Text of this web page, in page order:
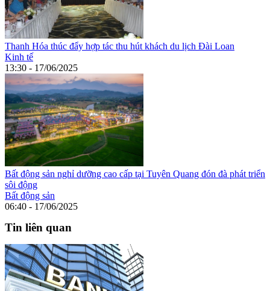
Thanh Hóa thúc đẩy hợp tác thu hút khách du lịch Đài Loan
Kinh tế
13:30 - 17/06/2025
Bất động sản nghỉ dưỡng cao cấp tại Tuyên Quang đón đà phát triển
sôi động
Bất động sản
06:40 - 17/06/2025
Tin liên quan